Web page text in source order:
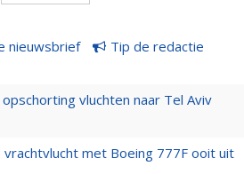
nieuwsbrief Tip de redactie
vluchten naar Tel Aviv
met Boeing 777F ooit uit